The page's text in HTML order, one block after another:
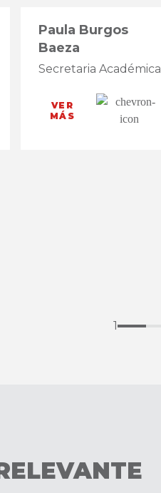
1
Paula Burgos
Baeza
Secretaria Académica
VER
MÁS